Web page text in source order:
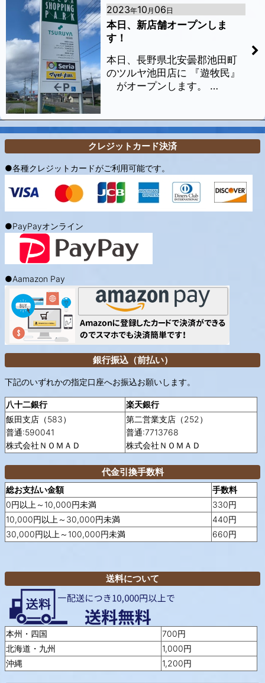
2023年10 月 06 日
本日、新店舗オープンしま
す！
本日、長野県北安曇郡池田町
のツルヤ池田店に 『遊牧民』
がオープンします。 …
クレジットカード決済
●各種クレジットカードがご利用可能です。
●PayPayオンライン
●Aamazon Pay
銀行振込（前払い）
下記のいずれかの指定口座へお振込お願いします。
八十二銀行
楽天銀行
飯田支店（583）
普通:590041
株式会社ＮＯＭＡＤ
第二営業支店（252）
普通:7713768
株式会社ＮＯＭＡＤ
代金引換手数料
総お支払い金額
手数料
0円以上～10,000円未満
330円
10,000円以上～30,000円未満
440円
30,000円以上～100,000円未満
660円
送料について
本州・四国
700円
北海道・九州
1,000円
沖縄
1,200円